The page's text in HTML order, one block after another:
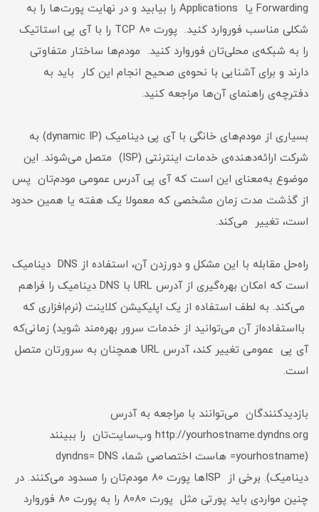
Forwarding یا Applications را بیابید و در نهایت پورت‌ها را به
شکلی مناسب فوروارد کنید. پورت 80 TCP را با آی پی استاتیک‌
را به شبکه‌ی محلی‌تان فوروارد کنید. مودم‌ها ساختار متفاوتی
دارند و برای آشنایی با نحوه‌ی صحیح انجام این کار باید به
دفترچه‌ی راهنمای آن‌ها مراجعه کنید.
بسیاری از مودم‌های خانگی با آی پی دینامیک (dynamic IP) به
شرکت ارائه‌دهنده‌ی خدمات اینترنتی (ISP) متصل می‌شوند. این
موضوع به‌معنای این است که آی پی آدرس عمومی مودم‌تان پس
از گذشت مدت زمان مشخصی که معمولا یک هفته یا همین حدود
است، تغییر می‌کند.
راه‌حل مقابله با این مشکل و دور‌زدن آن، استفاده از DNS دینامیک
است که امکان بهره‌گیری از آدرس URL با DNS دینامیک را فراهم
می‌کند. به لطف استفاده از یک اپلیکیشن کلاینت (نرم‌افزاری که
با‌استفاده‌از آن می‌توانید از خدمات سرور بهره‌مند شوید) زمانی‌که
آی پی عمومی تغییر کند، آدرس URL همچنان به سرورتان متصل
است.
بازدیدکنندگان می‌توانند با مراجعه به آدرس
http://yourhostname.dyndns.org وب‌سایت‌تان را ببینند
(yourhostname= هاست اختصاصی شما، dyndns= DNS
دینامیک). برخی از ISPها پورت 80 مودم‌تان را مسدود می‌کنند. در
چنین مواردی باید پورتی مثل پورت 8080 را به پورت 80 فوروارد